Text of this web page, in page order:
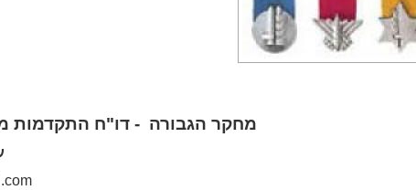
מחקר הגבורה - דו"ח התקדמות